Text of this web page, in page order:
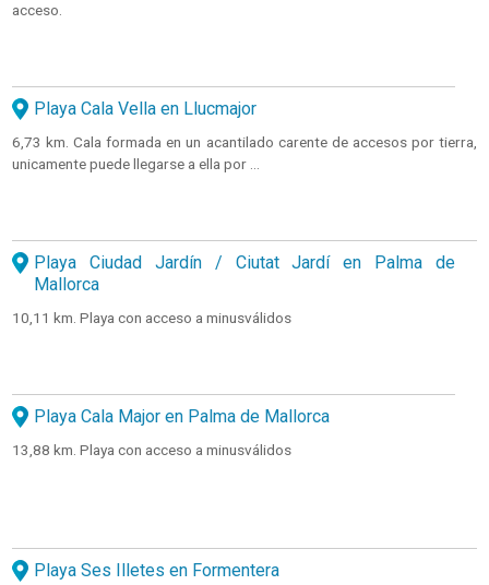
acceso.
Playa Cala Vella en Llucmajor
6,73 km. Cala formada en un acantilado carente de accesos por tierra,
unicamente puede llegarse a ella por ...
Playa Ciudad Jardín / Ciutat Jardí en Palma de
Mallorca
10,11 km. Playa con acceso a minusválidos
Playa Cala Major en Palma de Mallorca
13,88 km. Playa con acceso a minusválidos
Playa Ses Illetes en Formentera